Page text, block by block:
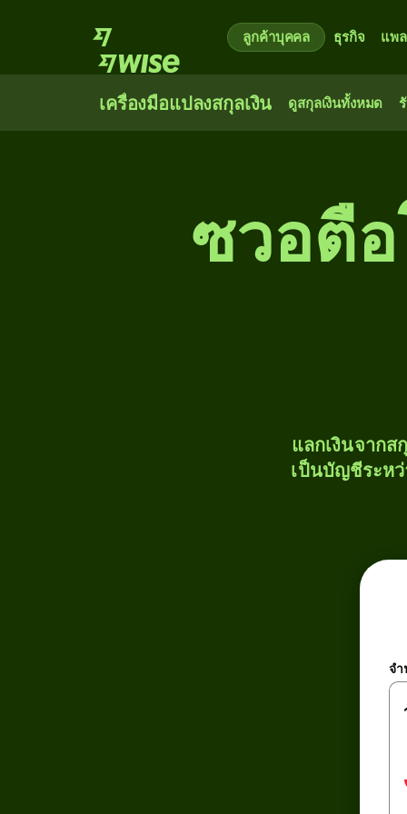
ลูกค้าบุคคล ธุรกิจ แพ
เครื่องมือแปลงสกุลเงิน ดูสกุลเงินทั้งหมด
ซวอตื
แลกเงินจากส
เป็นบัญชีระหว่
จ